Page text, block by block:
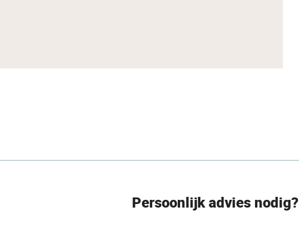
Persoonlijk advies nodig?